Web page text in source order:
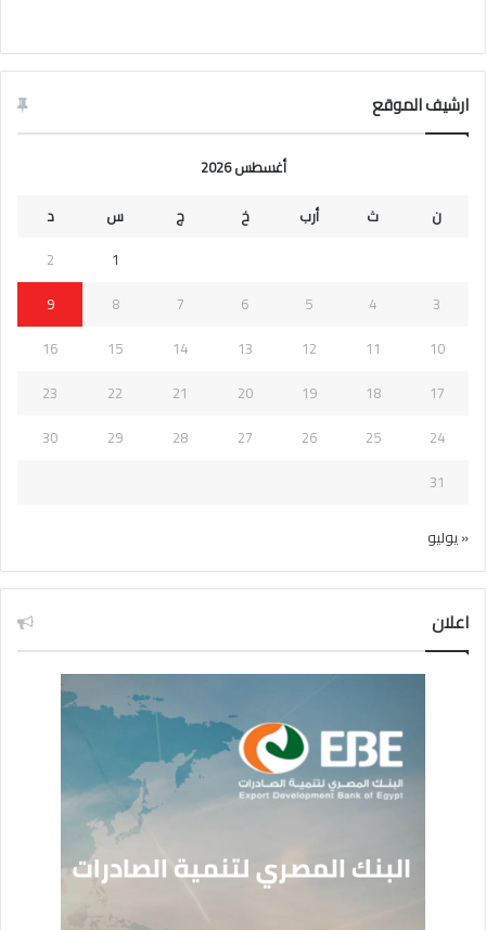
ارشيف الموقع
أغسطس 2026
ن
ث أرب خ ج س
د
1
2
3
4
5
6
7
8
9
10
11
12
13
14
15
16
17
18
19
20
21
22
23
24
25
26
27
28
29
30
31
« يوليو
اعلان